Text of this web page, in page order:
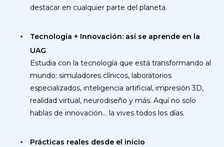
destacar en cualquier parte del planeta.
Tecnología + Innovación: así se aprende en la
UAG
Estudia con la tecnología que está transformando al
mundo: simuladores clínicos, laboratorios
especializados, inteligencia artificial, impresión 3D,
realidad virtual, neurodiseño y más. Aquí no solo
hablas de innovación… la vives todos los días.
Prácticas reales desde el inicio